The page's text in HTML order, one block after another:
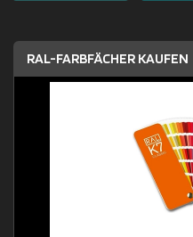
RAL-FARBFÄCHER KAUFEN